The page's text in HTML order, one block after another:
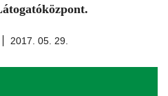
2017. 05. 29.